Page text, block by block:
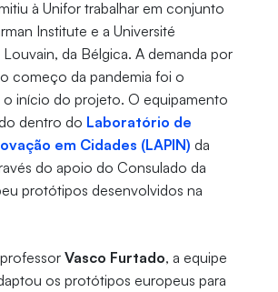
à Unifor trabalhar em conjunto
Institute e a Université
da Bélgica. A demanda por
começo da pandemia foi o
início do projeto. O equipamento
dentro do Laboratório de
em Cidades (LAPIN) da
do apoio do Consulado da
protótipos desenvolvidos na
Vasco Furtado, a equipe
os protótipos europeus para